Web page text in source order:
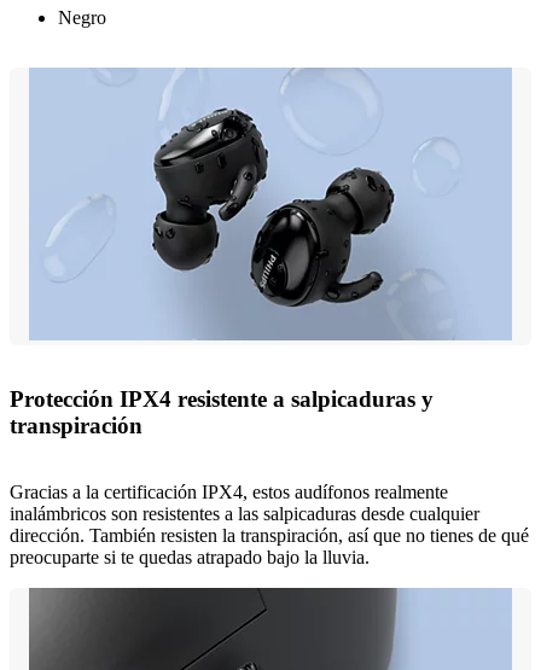
Negro
Protección IPX4 resistente a salpicaduras y
transpiración
Gracias a la certificación IPX4, estos audífonos realmente
inalámbricos son resistentes a las salpicaduras desde cualquier
dirección. También resisten la transpiración, así que no tienes de qué
preocuparte si te quedas atrapado bajo la lluvia.